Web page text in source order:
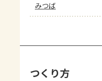
みつば
つくり方